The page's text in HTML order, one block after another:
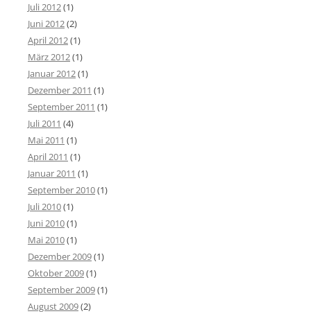
Juli 2012(1)
Juni 2012(2)
April 2012(1)
März 2012(1)
Januar 2012(1)
Dezember 2011 (1)
September 2011 (1)
Juli 2011 (4)
Mai 2011 (1)
April 2011 (1)
Januar 2011 (1)
September 2010(1)
Juli 2010(1)
Juni 2010(1)
Mai 2010(1)
Dezember 2009(1)
Oktober 2009(1)
September 2009(1)
August 2009(2)